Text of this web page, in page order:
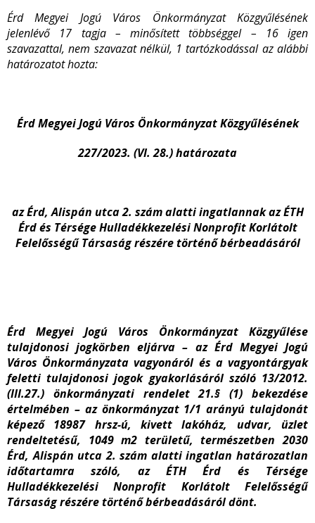
Érd Megyei Jogú Város Önkormányzat Közgyűlésének
jelenlévő 17 tagja – minősített többséggel – 16 igen
szavazattal, nem szavazat nélkül, 1 tartózkodással az alábbi
határozatot hozta:
Érd Megyei Jogú Város Önkormányzat Közgyűlésének
227/2023. (VI. 28.) határozata
az Érd, Alispán utca 2. szám alatti ingatlannak az ÉTH
Érd és Térsége Hulladékkezelési Nonprofit Korlátolt
Felelősségű Társaság részére történő bérbeadásáról
Érd Megyei Jogú Város Önkormányzat Közgyűlése
tulajdonosi jogkörben eljárva – az Érd Megyei Jogú
Város Önkormányzata vagyonáról és a vagyontárgyak
feletti tulajdonosi jogok gyakorlásáról szóló 13/2012.
(III.27.) önkormányzati rendelet 21.§ (1) bekezdése
értelmében – az önkormányzat 1/1 arányú tulajdonát
képező 18987 hrsz-ú, kivett lakóház, udvar, üzlet
rendeltetésű, 1049 m2 területű, természetben 2030
Érd, Alispán utca 2. szám alatti ingatlan határozatlan
időtartamra szóló, az ÉTH Érd és Térsége
Hulladékkezelési Nonprofit Korlátolt Felelősségű
Társaság részére történő bérbeadásáról dönt.